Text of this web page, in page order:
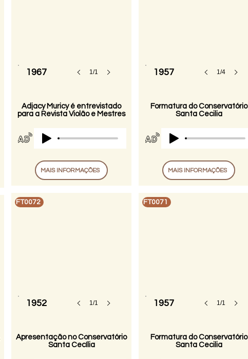
1967 1/1
Adjacy Muricy é entrevistado
para a Revista Violão e Mestres
MAIS INFORMAÇÕES
FT0072
1952 1/1
Apresentação no Conservatório
Santa Cecília
1957 1/4
Formatura do Conservatório
Santa Cecilia
MAIS INFORMAÇÕES
FT0071
1957 1/1
Formatura do Conservatório
Santa Cecilia